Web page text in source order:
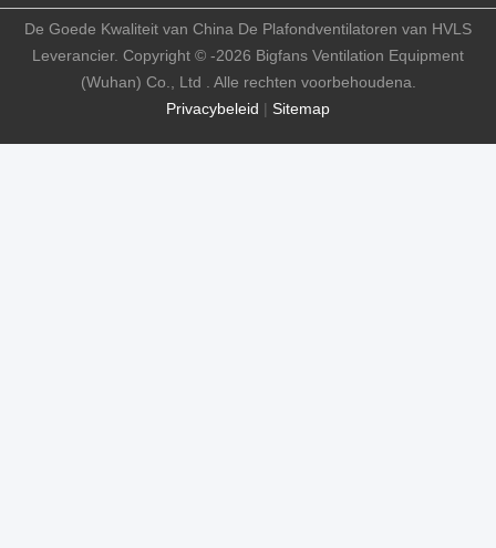
Privacybeleid | Sitemap
De Goede Kwaliteit van China De Plafondventilatoren van HVLS
Leverancier. Copyright © -2026 Bigfans Ventilation Equipment
(Wuhan) Co., Ltd . Alle rechten voorbehoudena.